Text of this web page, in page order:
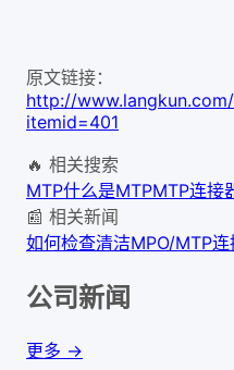
原文链接：
http://
itemid=401
🔥 相关搜索
MTP什么是MTPMTP连接
📰 相关新闻
如何检查清洁MPO/MTP连
公司新闻
更多 →